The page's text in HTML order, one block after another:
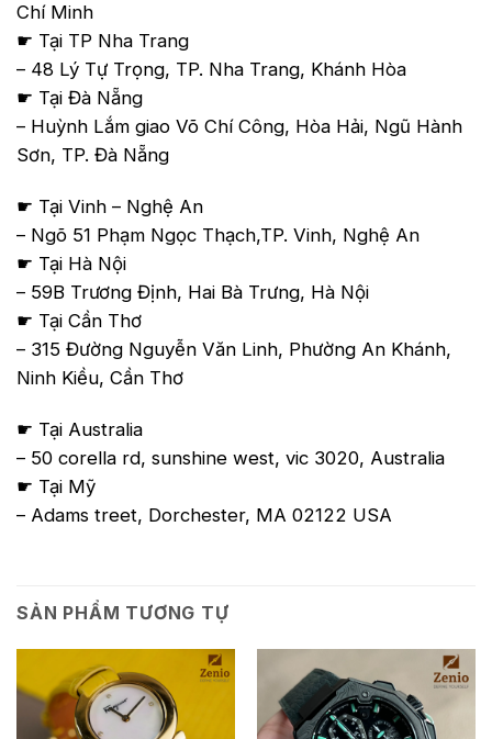
Chí Minh
☛ Tại TP Nha Trang
– 48 Lý Tự Trọng, TP. Nha Trang, Khánh Hòa
☛ Tại Đà Nẵng
– Huỳnh Lắm giao Võ Chí Công, Hòa Hải, Ngũ Hành
Sơn, TP. Đà Nẵng
☛ Tại Vinh – Nghệ An
– Ngõ 51 Phạm Ngọc Thạch,TP. Vinh, Nghệ An
☛ Tại Hà Nội
– 59B Trương Định, Hai Bà Trưng, Hà Nội
☛ Tại Cần Thơ
– 315 Đường Nguyễn Văn Linh, Phường An Khánh,
Ninh Kiều, Cần Thơ
☛ Tại Australia
– 50 corella rd, sunshine west, vic 3020, Australia
☛ Tại Mỹ
– Adams treet, Dorchester, MA 02122 USA
SẢN PHẨM TƯƠNG TỰ